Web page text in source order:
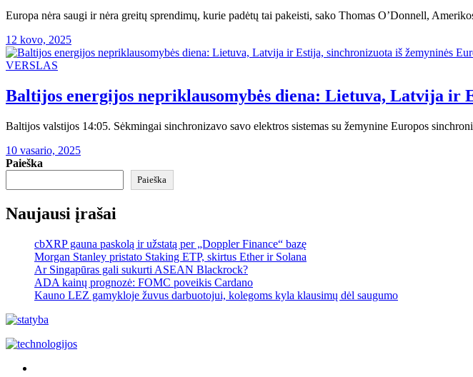
Europa nėra saugi ir nėra greitų sprendimų, kurie padėtų tai pakeisti, sako Thomas O’Donnell,
12 kovo, 2025
VERSLAS
Baltijos energijos nepriklausomybės diena: Lietuva, Latvija ir
Baltijos valstijos 14:05. Sėkmingai sinchronizavo savo elektros sistemas su žemynine Europos
10 vasario, 2025
Paieška
Paieška
Naujausi įrašai
cbXRP gauna paskolą ir užstatą per „Doppler Finance“ bazę
Morgan Stanley pristato Staking ETP, skirtus Ether ir Solana
Ar Singapūras gali sukurti ASEAN Blackrock?
ADA kainų prognozė: FOMC poveikis Cardano
Kauno LEZ gamykloje žuvus darbuotojui, kolegoms kyla klausimų dėl saugumo